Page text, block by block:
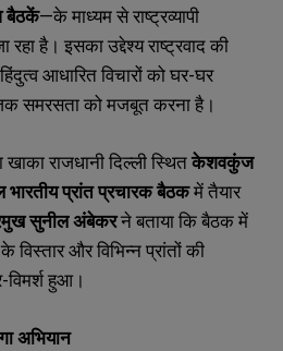
बैठकें—के माध्यम से राष्ट्रव्यापी
है। इसका उद्देश्य राष्ट्रवाद की
आधारित विचारों को घर-घर
समरसता को मजबूत करना है।
राजधानी दिल्ली स्थितकेशवकुंज
प्रांत प्रचारक बैठकमें तैयार
सुनील अंबेकरने बताया कि बैठक में
विस्तार और विभिन्न प्रांतों की
विमर्श हुआ।
अभियान